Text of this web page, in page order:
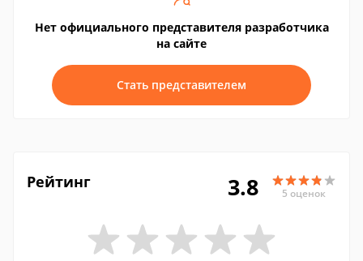
Нет официального представителя разработчика
на сайте
Стать представителем
Рейтинг 3.8 5 оценок